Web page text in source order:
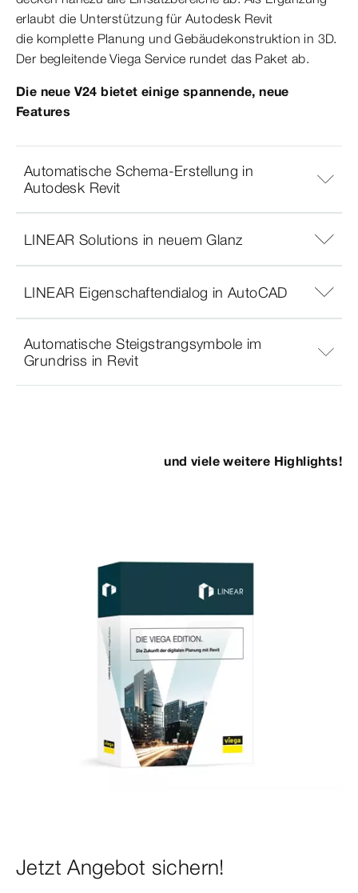
erlaubt die Unterstützung für Autodesk Revit
die komplette Planung und Gebäudekonstruktion in 3D.
Der begleitende Viega Service rundet das Paket ab.
Die neue V24 bietet einige spannende, neue
Features
Automatische Schema-Erstellung in
Autodesk Revit
LINEAR Solutions in neuem Glanz
LINEAR Eigenschaftendialog in AutoCAD
Automatische Steigstrangsymbole im
Grundriss in Revit
und viele weitere Highlights!
Jetzt Angebot sichern!